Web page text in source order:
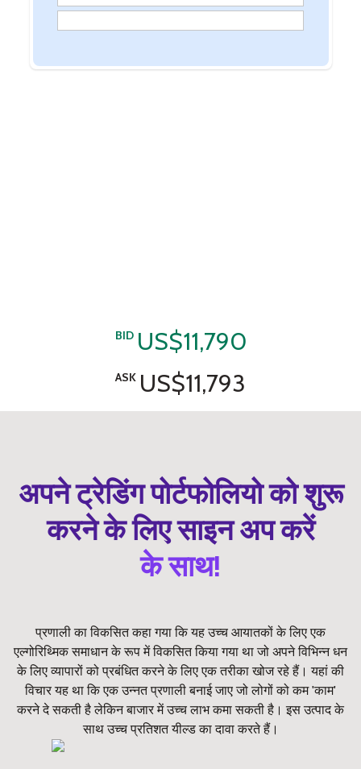
BID US$11,790
ASK US$11,793
अपने ट्रेडिंग पोर्टफोलियो को शुरू
करने के लिए साइन अप करें
के साथ!
प्रणाली का विकसित कहा गया कि यह उच्च आयातकों के लिए एक
एल्गोरिथ्मिक समाधान के रूप में विकसित किया गया था जो अपने विभिन्न धन
के लिए व्यापारों को प्रबंधित करने के लिए एक तरीका खोज रहे हैं। यहां की
विचार यह था कि एक उन्नत प्रणाली बनाई जाए जो लोगों को कम 'काम'
करने दे सकती है लेकिन बाजार में उच्च लाभ कमा सकती है। इस उत्पाद के
साथ उच्च प्रतिशत यील्ड का दावा करते हैं।